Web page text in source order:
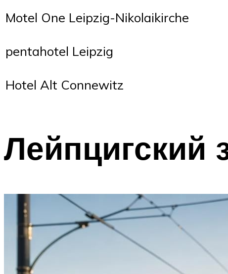
Motel One Leipzig-Nikolaikirche
pentahotel Leipzig
Hotel Alt Connewitz
Лейпцигский